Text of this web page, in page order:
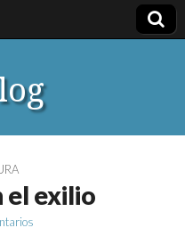
el exilio